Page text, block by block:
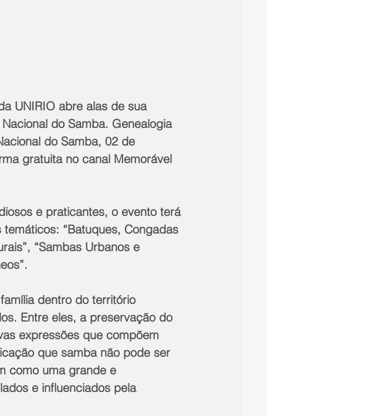
UNIRIO abre alas de sua
do Samba. Genealogia
do Samba, 02 de
gratuita no canal Memorável
e praticantes, o evento terá
“Batuques, Congadas
“Sambas Urbanos e
dentro do território
Entre eles, a preservação do
expressões que compõem
que samba não pode ser
como uma grande e
e influenciados pela